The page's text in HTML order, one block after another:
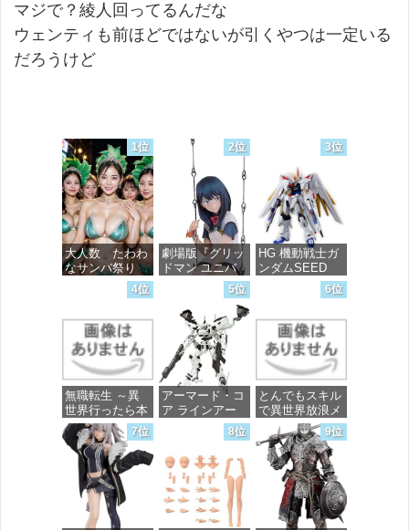
マジで？綾人回ってるんだな
ウェンティも前ほどではないが引くやつは一定いる
だろうけど
1位
大人数 たわわ
なサンバ祭り
価格：¥99
2位
劇場版『グリッ
ドマン ユニバ
ース』 宝多六
花 wall figure
1/7スケール プ
ラスチック製
塗装済み完成品
フィギュア
価格：¥13,756
3位
HG 機動戦士ガ
ンダムSEED
FREEDOM マ
イティーストラ
ガンダム 1/144
スケール 色分
け済みプラモデ
価格：¥4,800
4位
無職転生 ～異
世界行ったら本
気だす～ 20
(MFコミック
ス フラッパー
シリーズ)
価格：¥748
5位
アーマード・コ
ア ラインアー
ク ホワイト・
グリント 全高
約160mm 1/72
スケール プラ
モデル
価格：¥7,367
6位
とんでもスキル
で異世界放浪メ
シ 10 (ガルドコ
ミックス)
価格：¥726
7位 8位 9位